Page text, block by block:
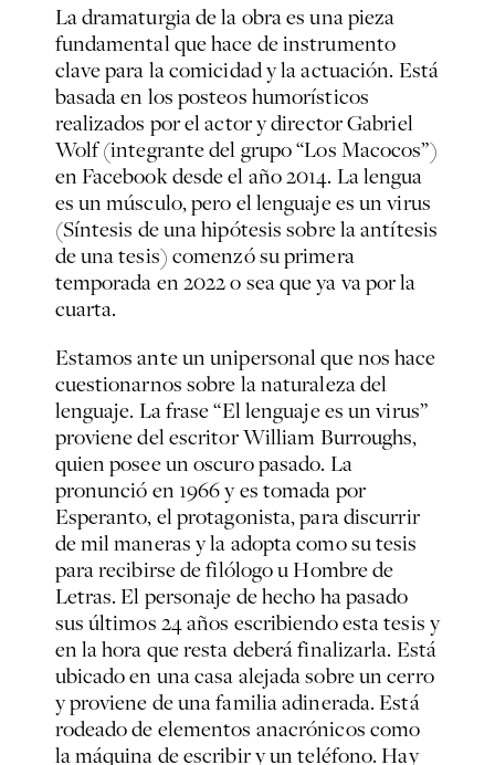
La dramaturgia de la obra es una pieza
fundamental que hace de instrumento
clave para la comicidad y la actuación. Está
basada en los posteos humorísticos
realizados por el actor y director Gabriel
Wolf (integrante del grupo “Los Macocos”)
en Facebook desde el año 2014. La lengua
es un músculo, pero el lenguaje es un virus
(Síntesis de una hipótesis sobre la antítesis
de una tesis)comenzó su primera
temporada en 2022 o sea que ya va por la
cuarta.
Estamos ante un unipersonal que nos hace
cuestionarnos sobre la naturaleza del
lenguaje. La frase “El lenguaje es un virus”
proviene del escritor William Burroughs,
quien posee un oscuro pasado. La
pronunció en 1966 y es tomada por
Esperanto, el protagonista, para discurrir
de mil maneras y la adopta como su tesis
para recibirse de filólogo u Hombre de
Letras. El personaje de hecho ha pasado
sus últimos 24 años escribiendo esta tesis y
en la hora que resta deberá finalizarla. Está
ubicado en una casa alejada sobre un cerro
y proviene de una familia adinerada. Está
rodeado de elementos anacrónicos como
la máquina de escribir y un teléfono. Hay